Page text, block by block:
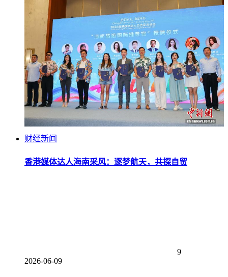
财经新闻
香港媒体达人海南采风：逐梦航天，共探自贸
9
2026-06-09